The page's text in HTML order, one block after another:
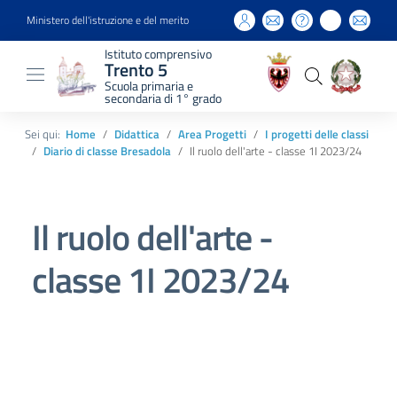
Ministero dell'istruzione e del merito
Istituto comprensivo
Trento 5
Scuola primaria e
secondaria di 1° grado
Sei qui: Home Didattica Area Progetti
I progetti delle classi
Diario di classe Bresadola
Il ruolo dell'arte - classe 1I 2023/24
Il ruolo dell'arte -
classe 1I 2023/24